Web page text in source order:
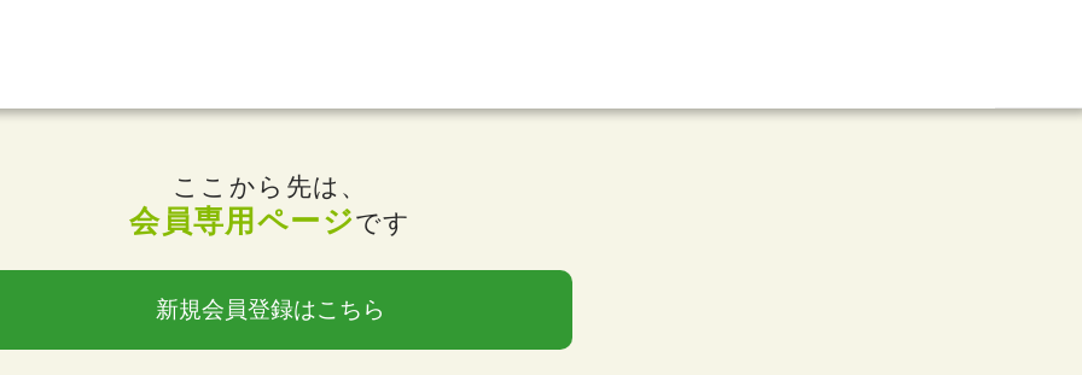
ここから先は、
会員専用ページです
新規会員登録はこちら